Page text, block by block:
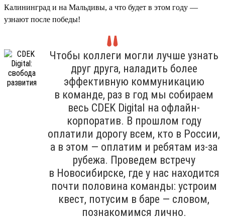
Калининград и на Мальдивы, а что будет в этом году —
узнают после победы!
Чтобы коллеги могли лучше узнать
друг друга, наладить более
эффективную коммуникацию
в команде, раз в год мы собираем
весь CDEK Digital на офлайн-
корпоратив. В прошлом году
оплатили дорогу всем, кто в России,
а в этом — оплатим и ребятам из-за
рубежа. Проведем встречу
в Новосибирске, где у нас находится
почти половина команды: устроим
квест, потусим в баре — словом,
познакомимся лично.